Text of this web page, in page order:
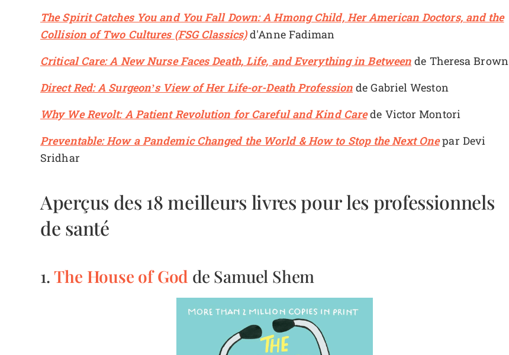
The Spirit Catches You and You Fall Down: A Hmong Child, Her American Doctors, and the
Collision of Two Cultures (FSG Classics)d'Anne Fadiman
Critical Care: A New Nurse Faces Death, Life, and Everything in Between de Theresa Brown
Direct Red: A Surgeon’s View of Her Life-or-Death Profession de Gabriel Weston
Why We Revolt: A Patient Revolution for Careful and Kind Carede Victor Montori
Preventable: How a Pandemic Changed the World & How to Stop the Next One par Devi
Sridhar
Aperçus des 18 meilleurs livres pour les professionnels
de santé
1.The House of God de Samuel Shem